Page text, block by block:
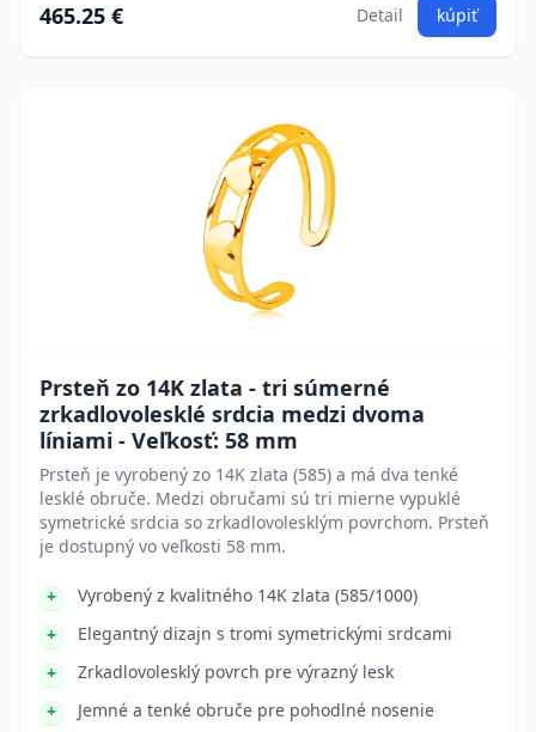
465.25 € Detail kúpiť
Prsteň zo 14K zlata - tri súmerné
zrkadlovolesklé srdcia medzi dvoma
líniami - Veľkosť: 58 mm
Prsteň je vyrobený zo 14K zlata (585) a má dva tenké
lesklé obruče. Medzi obručami sú tri mierne vypuklé
symetrické srdcia so zrkadlovolesklým povrchom. Prsteň
je dostupný vo veľkosti 58 mm.
Vyrobený z kvalitného 14K zlata (585/1000)
Elegantný dizajn s tromi symetrickými srdcami
Zrkadlovolesklý povrch pre výrazný lesk
Jemné a tenké obruče pre pohodlné nosenie